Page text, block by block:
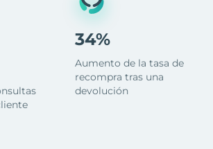
34%
Aumento de la tasa de
recompra tras una
devolución